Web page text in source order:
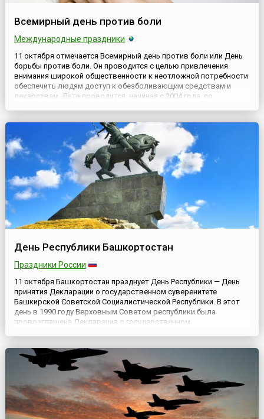
Всемирный день против боли
Международные праздники
11 октября отмечается Всемирный день против боли или День
борьбы против боли. Он проводится с целью привлечения
внимания широкой общественности к неотложной потребности
обеспечить людям доступ к обезболивающим средствам и
лекарствам. Дата проводится, начиная с 2004 года, по
День Республики Башкортостан
Праздники России
11 октября Башкортостан празднует День Республики — День
принятия Декларации о государственном суверенитете
Башкирской Советской Социалистической Республики. В этот
день в 1990 году Верховным Советом республики была
провозглашена Декларация о государственном
мероприятия — торж...